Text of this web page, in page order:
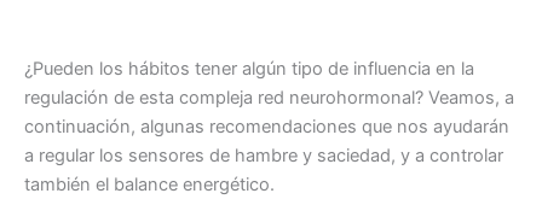
¿Pueden los hábitos tener algún tipo de influencia en la
regulación de esta compleja red neurohormonal? Veamos, a
continuación, algunas recomendaciones que nos ayudarán
a regular los sensores de hambre y saciedad, y a controlar
también el balance energético.